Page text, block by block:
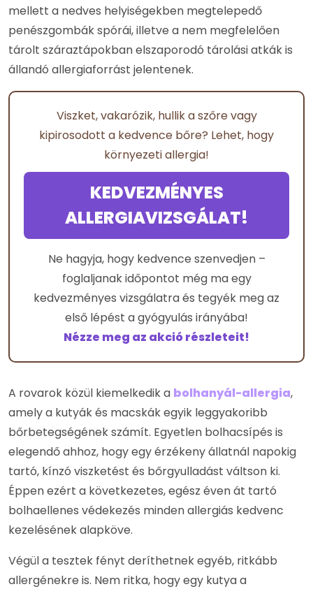
mellett a nedves helyiségekben megtelepedő
penészgombák spórái, illetve a nem megfelelően
tárolt száraztápokban elszaporodó tárolási atkák is
állandó allergiaforrást jelentenek.
Viszket, vakarózik, hullik a szőre vagy
kipirosodott a kedvence bőre? Lehet, hogy
környezeti allergia!
KEDVEZMÉNYES
ALLERGIAVIZSGÁLAT!
Ne hagyja, hogy kedvence szenvedjen –
foglaljanak időpontot még ma egy
kedvezményes vizsgálatra és tegyék meg az
első lépést a gyógyulás irányába!
Nézze meg az akció részleteit!
A rovarok közül kiemelkedik a bolhanyál-allergia,
amely a kutyák és macskák egyik leggyakoribb
bőrbetegségének számít. Egyetlen bolhacsípés is
elegendő ahhoz, hogy egy érzékeny állatnál napokig
tartó, kínzó viszketést és bőrgyulladást váltson ki.
Éppen ezért a következetes, egész éven át tartó
bolhaellenes védekezés minden allergiás kedvenc
kezelésének alapköve.
Végül a tesztek fényt deríthetnek egyéb, ritkább
allergénekre is. Nem ritka, hogy egy kutya a